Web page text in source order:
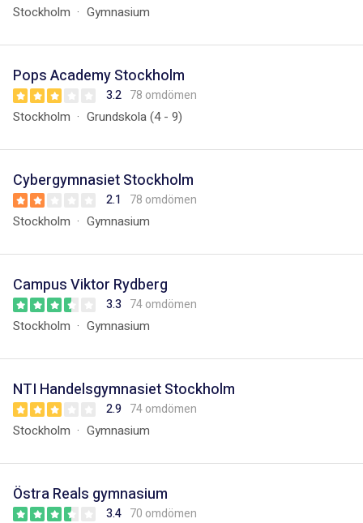
Stockholm Gymnasium
Pops Academy Stockholm
3.2 78 omdömen
Stockholm Grundskola (4 - 9)
Cybergymnasiet Stockholm
2.1 78 omdömen
Stockholm Gymnasium
Campus Viktor Rydberg
3.3 74 omdömen
Stockholm Gymnasium
NTI Handelsgymnasiet Stockholm
2.9 74 omdömen
Stockholm Gymnasium
Östra Reals gymnasium
3.4 70 omdömen